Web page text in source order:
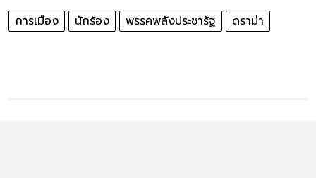
การเมือง นักร้อง พรรคพลังประชารัฐ ดราม่า